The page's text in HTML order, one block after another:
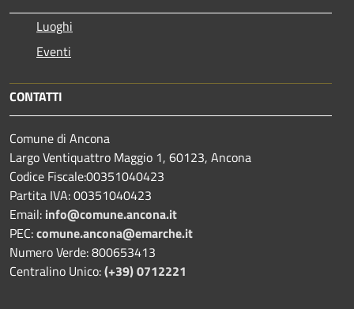
Luoghi
Eventi
CONTATTI
Comune di Ancona
Largo Ventiquattro Maggio 1, 60123, Ancona
Codice Fiscale:00351040423
Partita IVA: 00351040423
Email: info@comune.ancona.it
PEC:comune.ancona@emarche.it
Numero Verde: 800653413
Centralino Unico:(+39) 0712221